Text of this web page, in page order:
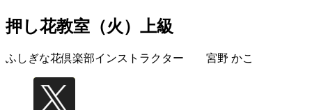
押し花教室（火）上級
ふしぎな花倶楽部インストラクター 宮野 かこ